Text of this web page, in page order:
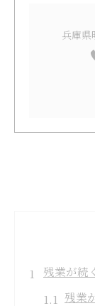
兵庫県
残業が続
残業